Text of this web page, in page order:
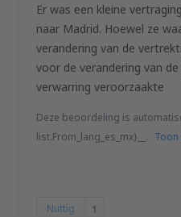
Er was een kleine
naar Madrid. Hoewel ze
verandering van de
voor de verandering van
verwarring veroorzaakte
Deze beoordeling is
list.From_lang_es_mx}__.
Nuttig 1